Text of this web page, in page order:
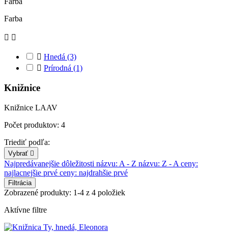
Farba
 
 Hnedá (3)
 Prírodná (1)
Knižnice
Knižnice LAAV
Počet produktov: 4
Triediť podľa:
Vybrať 
Najpredávanejšie dôležitosti názvu: A - Z názvu: Z - A ceny:
najlacnejšie prvé ceny: najdrahšie prvé
Filtrácia
Zobrazené produkty: 1-4 z 4 položiek
Aktívne filtre